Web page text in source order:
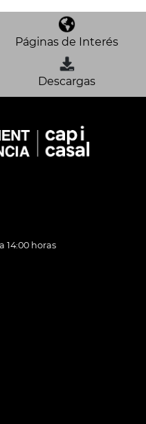
Páginas de Interés
Descargas
14:00 horas